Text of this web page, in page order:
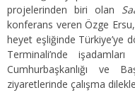
projelerinden biri olan
konferans veren Özge
heyet eşliğinde Türkiye’ye
Terminali’nde
Cumhurbaşkanlığı ve
ziyaretlerinde çalışma